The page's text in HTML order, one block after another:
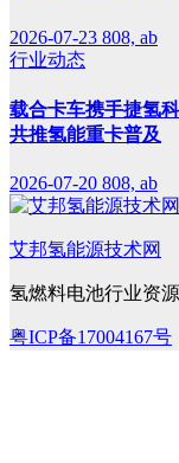
2026-07-23 808, ab
行业动态
载合卡车携手捷氢
共推氢能重卡普及
2026-07-20 808, ab
艾邦氢能源技术网
氢燃料电池行业资
粤ICP备17004167号